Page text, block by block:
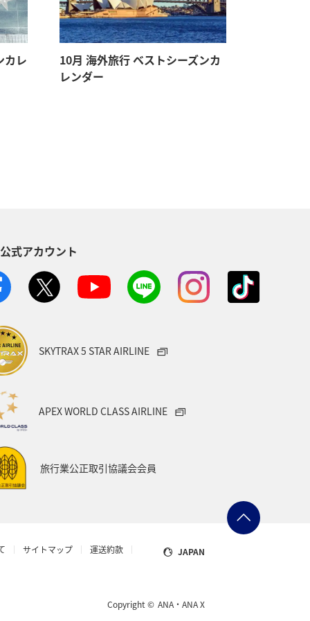
カレ
10月 海外旅行 ベストシーズンカ
レンダー
式アカウント
SKYTRAX 5 STAR AIRLINE
APEX WORLD CLASS AIRLINE
旅行業公正取引協議会会員
サイトマップ 運送約款 JAPAN
Copyright © ANA・ANA X